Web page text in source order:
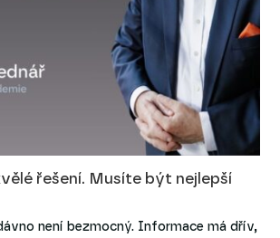
řešení. Musíte být nejlepší
není bezmocný. Informace má dřív,